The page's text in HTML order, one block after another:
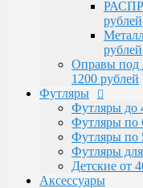
Распродажа
рублей
рублей
Оправы под
1200 рублей
Футляры
Футляры до
Футляры по
Футляры по
Футляры
Детские от
Аксессуары